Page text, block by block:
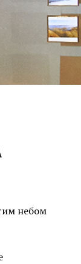
небом